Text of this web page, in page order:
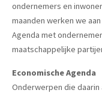
ondernemers en
maanden werken we
Agenda met
maatschappelijke
Economische Agenda
Onderwerpen die